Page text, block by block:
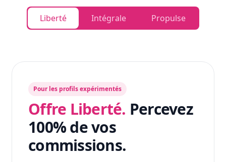
Liberté Intégrale Propulse
Pour les profils expérimentés
Offre Liberté. Percevez
100% de vos
commissions.